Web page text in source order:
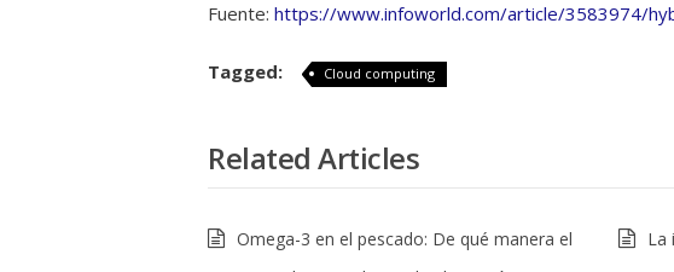
Fuente: https://www.infoworld.com/article/3583974/
Tagged: Cloud computing
Related Articles
Omega-3 en el pescado: De qué manera el
La